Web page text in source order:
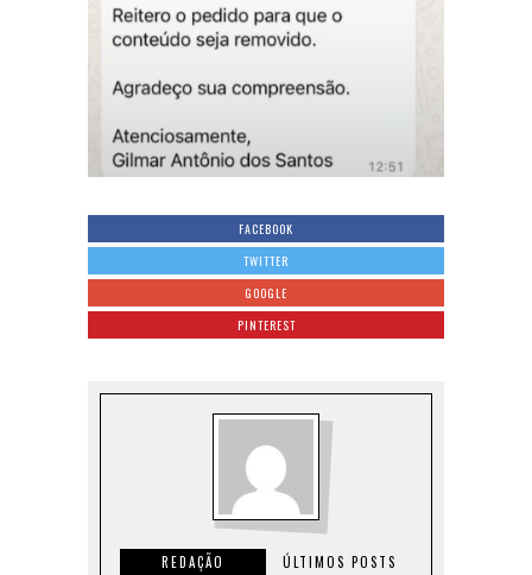
FACEBOOK
TWITTER
GOOGLE
PINTEREST
REDAÇÃO ÚLTIMOS POSTS